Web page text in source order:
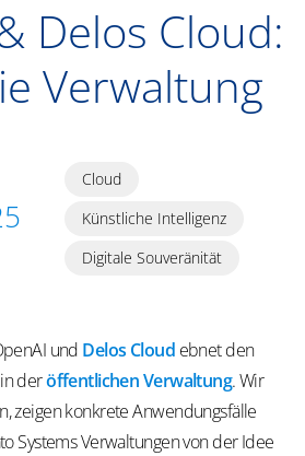
Delos Cloud:
Verwaltung
Cloud
Künstliche Intelligenz
Digitale Souveränität
und Delos Cloud ebnet den
in deröffentlichen Verwaltung. Wir
zeigen konkrete Anwendungsfälle
Systems Verwaltungen von der Idee